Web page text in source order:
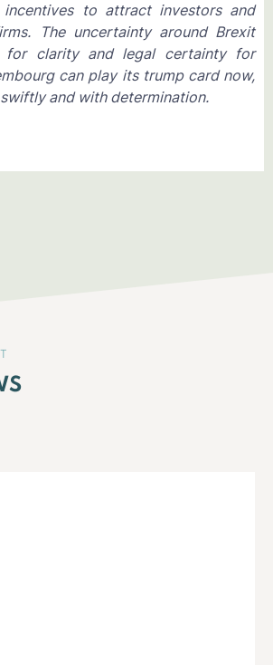
to attract investors and
The uncertainty around Brexit
for clarity and legal certainty for
can play its trump card now,
and with determination.